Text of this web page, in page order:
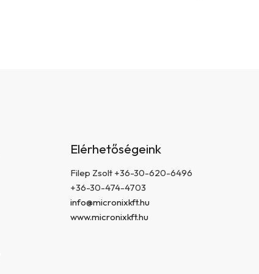
Elérhetőségeink
Filep Zsolt +36-30-620-6496
+36-30-474-4703
info@micronixkft.hu
www.micronixkft.hu